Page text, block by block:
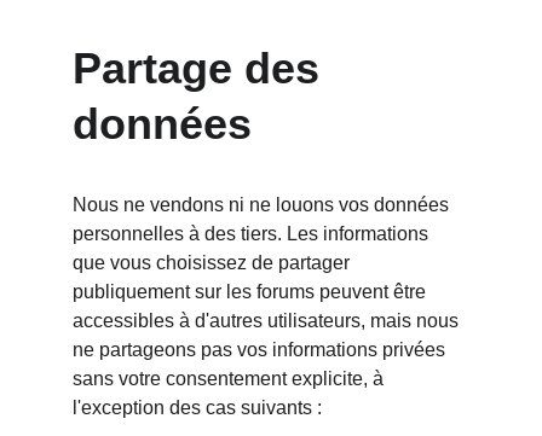
Partage des
données
Nous ne vendons ni ne louons vos données
personnelles à des tiers. Les informations
que vous choisissez de partager
publiquement sur les forums peuvent être
accessibles à d'autres utilisateurs, mais nous
ne partageons pas vos informations privées
sans votre consentement explicite, à
l'exception des cas suivants :